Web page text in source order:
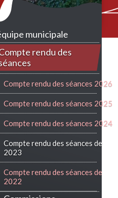
municipale
rendu des
Compte rendu des séances 2026
Compte rendu des séances 2025
Compte rendu des séances 2024
Compte rendu des séances de
2023
Compte rendu des séances de
2022